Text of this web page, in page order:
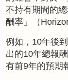
不持有期間的
酬率」（
例如，10年後
出的10年總報
有前9年的預期